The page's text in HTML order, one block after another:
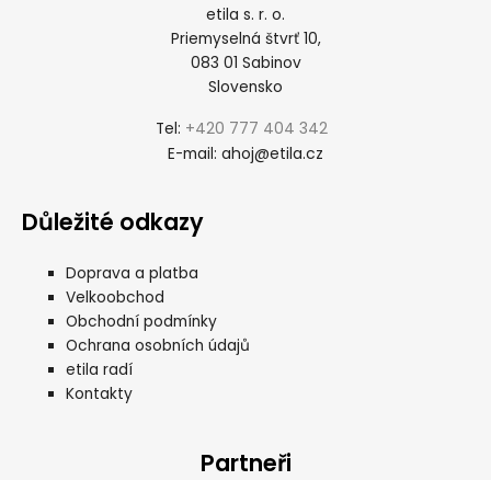
etila s. r. o.
Priemyselná štvrť 10,
083 01 Sabinov
Slovensko
Tel: +420 777 404 342
E-mail: ahoj@etila.cz
Důležité odkazy
Doprava a platba
Velkoobchod
Obchodní podmínky
Ochrana osobních údajů
etila radí
Kontakty
Partneři